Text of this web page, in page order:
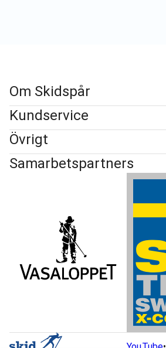
Om Skidspår
Kundservice
Övrigt
Samarbetspartners